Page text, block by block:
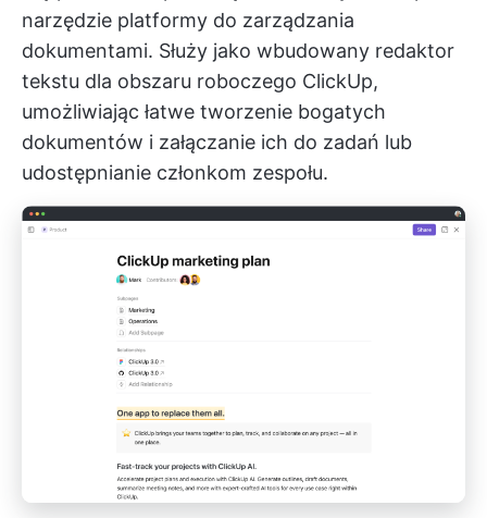
narzędzie platformy do zarządzania
dokumentami. Służy jako wbudowany redaktor
tekstu dla obszaru roboczego ClickUp,
umożliwiając łatwe tworzenie bogatych
dokumentów i załączanie ich do zadań lub
udostępnianie członkom zespołu.